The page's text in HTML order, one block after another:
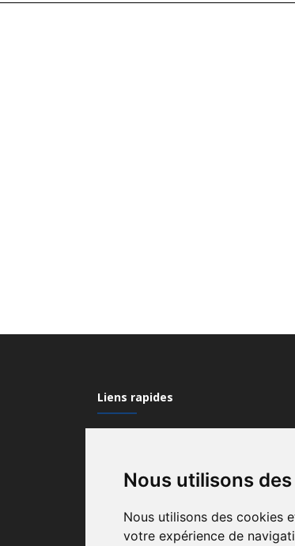
Nous utilisons
Nous utilisons des cookies
votre expérience de
Liens rapides
Contactez-nous
Recrutement